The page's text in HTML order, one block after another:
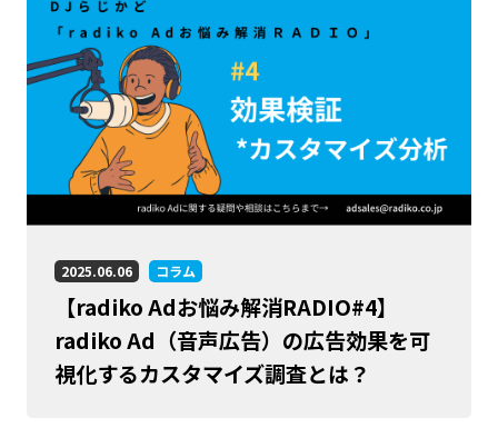
2025.06.06 コラム
【radiko Adお悩み解消RADIO#4】
radiko Ad（音声広告）の広告効果を可
視化するカスタマイズ調査とは？